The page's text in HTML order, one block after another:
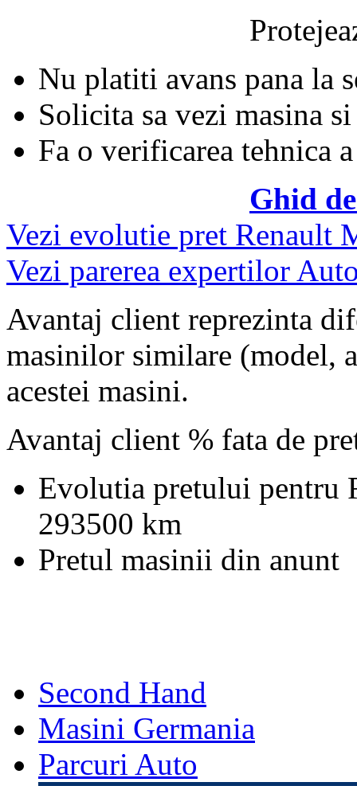
Nu platiti avans pana la
Solicita sa vezi masina si
Fa o verificarea tehnica
Ghid
Vezi evolutie pret Renault
Vezi parerea expertilor
Avantaj client reprezinta
masinilor similare (model,
acestei masini.
Avantaj client % fata de
Evolutia pretului pentru
293500 km
Pretul masinii din anunt
Second Hand
Masini Germania
Parcuri Auto